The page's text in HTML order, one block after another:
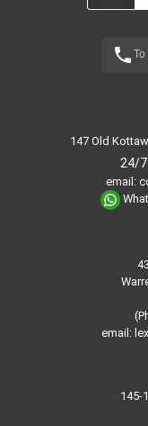
147 Old
24/
email:
email:
145-